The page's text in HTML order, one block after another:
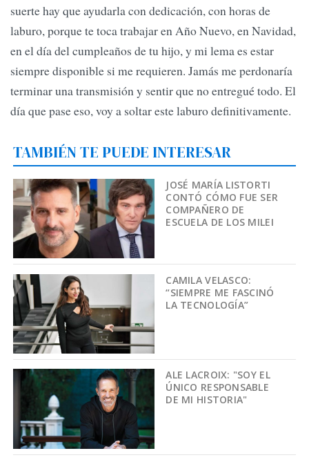
suerte hay que ayudarla con dedicación, con horas de
laburo, porque te toca trabajar en Año Nuevo, en Navidad,
en el día del cumpleaños de tu hijo, y mi lema es estar
siempre disponible si me requieren. Jamás me perdonaría
terminar una transmisión y sentir que no entregué todo. El
día que pase eso, voy a soltar este laburo definitivamente.
TAMBIÉN TE PUEDE INTERESAR
JOSÉ MARÍA LISTORTI
CONTÓ CÓMO FUE SER
COMPAÑERO DE
ESCUELA DE LOS MILEI
CAMILA VELASCO:
“SIEMPRE ME FASCINÓ
LA TECNOLOGÍA”
ALE LACROIX: "SOY EL
ÚNICO RESPONSABLE
DE MI HISTORIA"